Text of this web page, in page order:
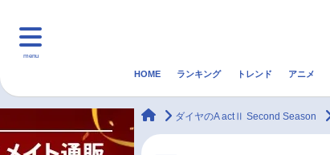
menu
HOME ランキング トレンド アニメ
animateTimes
ダイヤのA actⅡ Second Season